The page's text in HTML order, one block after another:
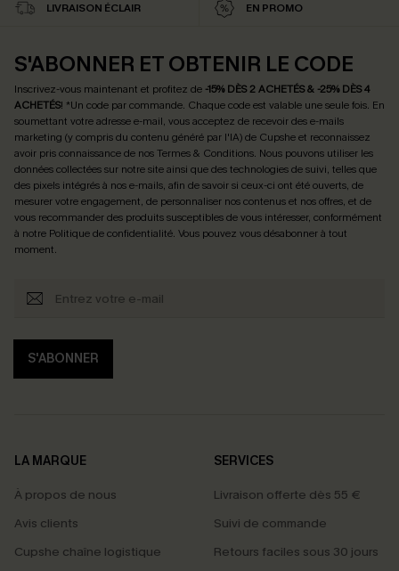
LIVRAISON ÉCLAIR EN PROMO
S'ABONNER ET OBTENIR LE CODE
Inscrivez-vous maintenant et profitez de -15% DÈS 2 ACHETÉS & -25% DÈS 4
ACHETÉS! *Un code par commande. Chaque code est valable une seule fois. En
soumettant votre adresse e-mail, vous acceptez de recevoir des e-mails
marketing (y compris du contenu généré par l'IA) de Cupshe et reconnaissez
avoir pris connaissance de nosTermes & Conditions. Nous pouvons utiliser les
données collectées sur notre site ainsi que des technologies de suivi, telles que
des pixels intégrés à nos e-mails, afin de savoir si ceux-ci ont été ouverts, de
mesurer votre engagement, de personnaliser nos contenus et nos offres, et de
vous recommander des produits susceptibles de vous intéresser, conformément
à notre Politique de confidentialité. Vous pouvez vous désabonner à tout
moment.
S'ABONNER
LA MARQUE
À propos de nous
Avis clients
Cupshe chaîne logistique
SERVICES
Livraison offerte dès 55 €
Suivi de commande
Retours faciles sous 30 jours